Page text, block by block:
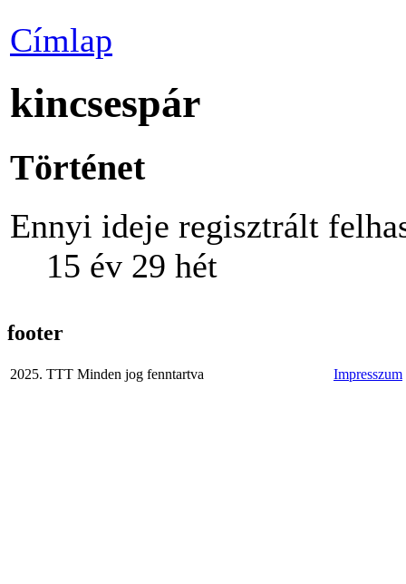
Címlap
kincsespár
Történet
Ennyi ideje regisztrált
15 év 29 hét
footer
2025. TTT Minden jog fenntartva Impresszum